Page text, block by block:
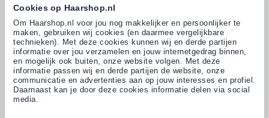
Cookies op Haarshop.nl
Om Haarshop.nl voor jou nog makkelijker en persoonlijker te
maken, gebruiken wij cookies (en daarmee vergelijkbare
technieken). Met deze cookies kunnen wij en derde partijen
informatie over jou verzamelen en jouw internetgedrag binnen,
en mogelijk ook buiten, onze website volgen. Met deze
informatie passen wij en derde partijen de website, onze
communicatie en advertenties aan op jouw interesses en profiel.
Daarnaast kan je door deze cookies informatie delen via social
media.
Ontvang wekelijks de beste kortingsacties, tips en nieuws
rechtstreeks in jou e-mailbox.
E-mailadres
Inschrijven